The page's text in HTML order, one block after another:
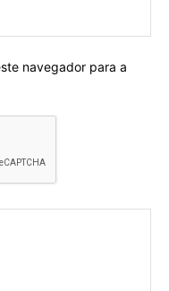
navegador para a